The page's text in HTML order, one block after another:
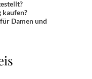
kaufen?
Damen und